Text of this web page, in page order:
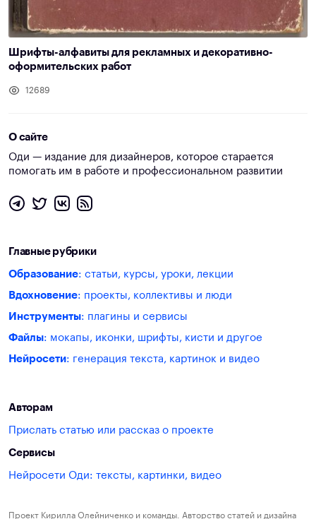
Шрифты-алфавиты для рекламных и декоративно-
оформительских работ
12689
О сайте
Оди — издание для дизайнеров, которое старается
помогать им в работе и профессиональном развитии
Главные рубрики
Образование: статьи, курсы, уроки, лекции
Вдохновение: проекты, коллективы и люди
Инструменты: плагины и сервисы
Файлы: мокапы, иконки, шрифты, кисти и другое
Нейросети: генерация текста, картинок и видео
Авторам
Прислать статью или рассказ о проекте
Сервисы
Нейросети Оди: тексты, картинки, видео
Проект Кирилла Олейниченко и команды. Авторство статей и дизайна